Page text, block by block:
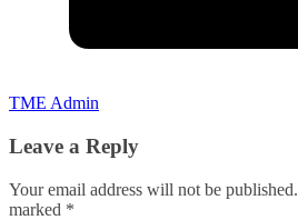
TME Admin
Leave a Reply
Your email address will not be published.
marked *